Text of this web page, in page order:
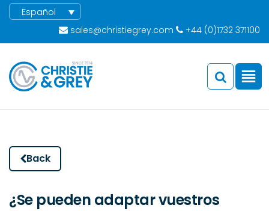
Español
sales@christiegrey.com +44 (0)1732 371100
Back
¿Se pueden adaptar vuestros